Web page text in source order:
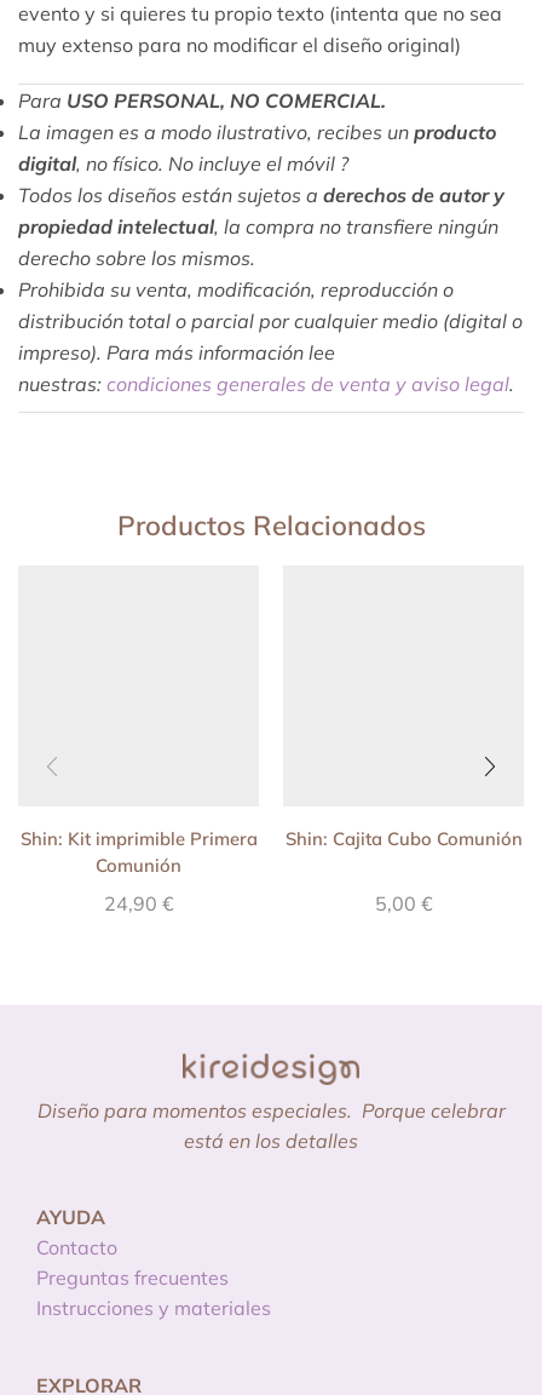
evento y si quieres tu propio texto (intenta que no sea
muy extenso para no modificar el diseño original)
Para USO PERSONAL, NO COMERCIAL.
La imagen es a modo ilustrativo, recibes un producto
digital, no físico. No incluye el móvil ?
Todos los diseños están sujetos a derechos de autor y
propiedad intelectual, la compra no transfiere ningún
derecho sobre los mismos.
Prohibida su venta, modificación, reproducción o
distribución total o parcial por cualquier medio (digital o
impreso). Para más información lee
nuestras: condiciones generales de venta y aviso legal.
Productos Relacionados
Shin: Kit imprimible Primera
Comunión
24,90 €
Shin: Cajita Cubo Comunión
5,00 €
Diseño para momentos especiales. Porque celebrar
está en los detalles
AYUDA
Contacto
Preguntas frecuentes
Instrucciones y materiales
EXPLORAR